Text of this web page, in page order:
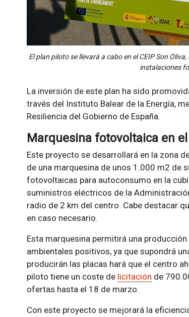
El plan piloto se llevará a cabo en el CEIP Son
instalaciones
La inversión de este plan ha sido
través del Instituto Balear de la Energía,
Resiliencia del Gobierno de España.
Marquesina fotovoltaica en el
Este proyecto se desarrollará en la zona
de una marquesina de unos 1.000 m2 de
fotovoltaicas para autoconsumo en la
suministros eléctricos de la
radio de 2 km del centro. Cabe destacar
en caso necesario.
Esta marquesina permitirá una
ambientales positivos, ya que supondrá
producirán las placas hará que el centro
piloto tiene un coste de licitación de
ofertas hasta el 18 de marzo.
Con este proyecto se mejorará la